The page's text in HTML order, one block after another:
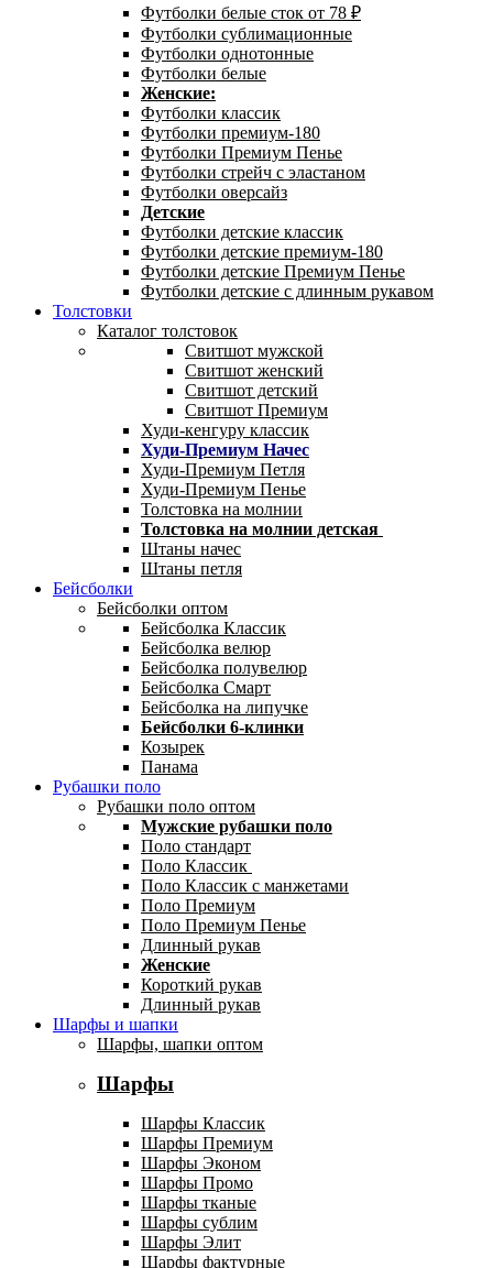
Футболки белые сток от 78 ₽
Футболки сублимационные
Футболки однотонные
Футболки белые
Женские:
Футболки классик
Футболки премиум-180
Футболки Премиум Пенье
Футболки стрейч с эластаном
Футболки оверсайз
Детские
Футболки детские классик
Футболки детские премиум-180
Футболки детские Премиум Пенье
Футболки детские с длинным рукавом
Толстовки
Каталог толстовок
Свитшот мужской
Свитшот женский
Свитшот детский
Свитшот Премиум
Худи-кенгуру классик
Худи-Премиум Начес
Худи-Премиум Петля
Худи-Премиум Пенье
Толстовка на молнии
Толстовка на молнии детская
Штаны начес
Штаны петля
Бейсболки
Бейсболки оптом
Бейсболка Классик
Бейсболка велюр
Бейсболка полувелюр
Бейсболка Смарт
Бейсболка на липучке
Бейсболки 6-клинки
Козырек
Панама
Рубашки поло
Рубашки поло оптом
Мужские рубашки поло
Поло стандарт
Поло Классик
Поло Классик с манжетами
Поло Премиум
Поло Премиум Пенье
Длинный рукав
Женские
Короткий рукав
Длинный рукав
Шарфы и шапки
Шарфы, шапки оптом
Шарфы
Шарфы Классик
Шарфы Премиум
Шарфы Эконом
Шарфы Промо
Шарфы тканые
Шарфы сублим
Шарфы Элит
Шарфы фактурные